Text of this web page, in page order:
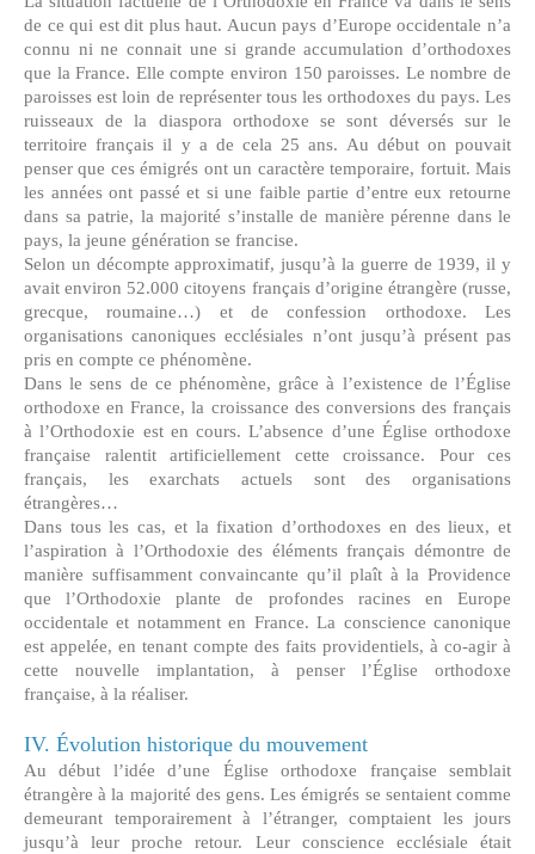
de ce qui est dit plus haut. Aucun pays d’Europe occidentale n’a
connu ni ne connait une si grande accumulation d’orthodoxes
que la France. Elle compte environ 150 paroisses. Le nombre de
paroisses est loin de représenter tous les orthodoxes du pays. Les
ruisseaux de la diaspora orthodoxe se sont déversés sur le
territoire français il y a de cela 25 ans. Au début on pouvait
penser que ces émigrés ont un caractère temporaire, fortuit. Mais
les années ont passé et si une faible partie d’entre eux retourne
dans sa patrie, la majorité s’installe de manière pérenne dans le
pays, la jeune génération se francise.
Selon un décompte approximatif, jusqu’à la guerre de 1939, il y
avait environ 52.000 citoyens français d’origine étrangère (russe,
grecque, roumaine…) et de confession orthodoxe. Les
organisations canoniques ecclésiales n’ont jusqu’à présent pas
pris en compte ce phénomène.
Dans le sens de ce phénomène, grâce à l’existence de l’Église
orthodoxe en France, la croissance des conversions des français
à l’Orthodoxie est en cours. L’absence d’une Église orthodoxe
française ralentit artificiellement cette croissance. Pour ces
français, les exarchats actuels sont des organisations
étrangères…
Dans tous les cas, et la fixation d’orthodoxes en des lieux, et
l’aspiration à l’Orthodoxie des éléments français démontre de
manière suffisamment convaincante qu’il plaît à la Providence
que l’Orthodoxie plante de profondes racines en Europe
occidentale et notamment en France. La conscience canonique
est appelée, en tenant compte des faits providentiels, à co-agir à
cette nouvelle implantation, à penser l’Église orthodoxe
française, à la réaliser.
IV. Évolution historique du mouvement
Au début l’idée d’une Église orthodoxe française semblait
étrangère à la majorité des gens. Les émigrés se sentaient comme
demeurant temporairement à l’étranger, comptaient les jours
jusqu’à leur proche retour. Leur conscience ecclésiale était